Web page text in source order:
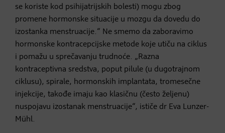
se koriste kod psihijatrijskih bolesti) mogu zbog
promene hormonske situacije u mozgu da dovedu do
izostanka menstruacije.“ Ne smemo da zaboravimo
hormonske kontracepcijske metode koje utiču na ciklus
i pomažu u sprečavanju trudnoće. „Razna
kontraceptivna sredstva, poput pilule (u dugotrajnom
ciklusu), spirale, hormonskih implantata, tromesečne
injekcije, takođe imaju kao klasičnu (često željenu)
nuspojavu izostanak menstruacije“, ističe dr Eva Lunzer-
Mühl.